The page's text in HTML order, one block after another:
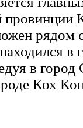
провинции
рядом
в
в город
Кох